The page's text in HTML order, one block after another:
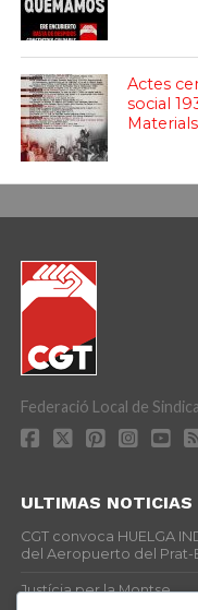
Actes
social
Federació Local de
ULTIMAS NOTICIAS
CGT convoca HUELGA
del Aeropuerto del
Justícia per la Montse